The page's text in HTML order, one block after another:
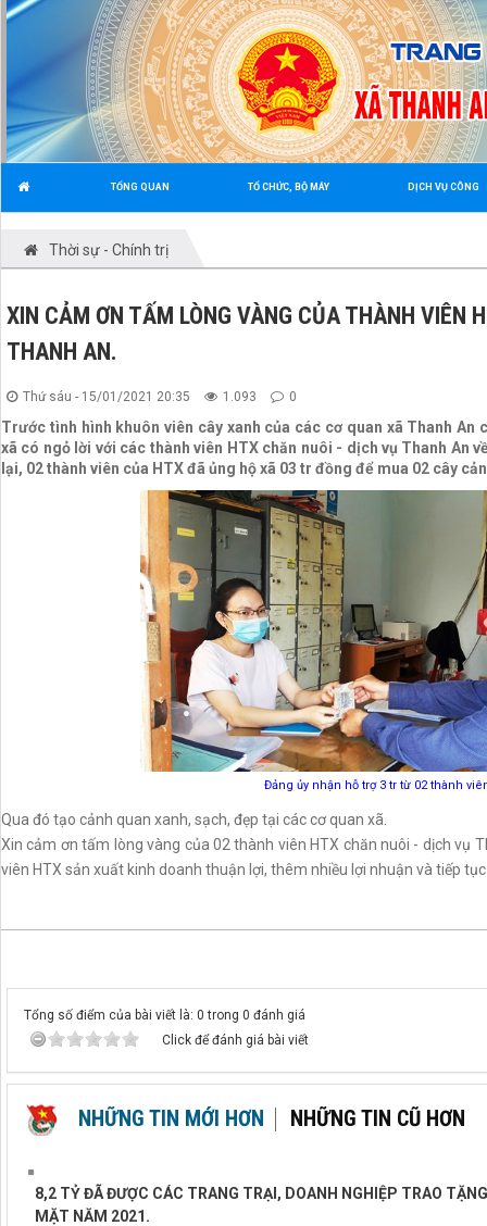
TỔNG QUAN TỔ CHỨC, BỘ MÁY DỊCH VỤ CÔNG
Thời sự - Chính trị
XIN CẢM ƠN TẤM LÒNG VÀNG CỦA THÀNH VIÊN
THANH AN.
Thứ sáu - 15/01/2021 20:35 1.093 0
Trước tình hình khuôn viên cây xanh của các cơ quan xã Thanh An
xã có ngỏ lời với các thành viên HTX chăn nuôi - dịch vụ Thanh An
lại, 02 thành viên của HTX đã ủng hộ xã 03 tr đồng để mua 02 cây
Đảng ủy nhận hỗ trợ 3 tr từ 02 thành
Qua đó tạo cảnh quan xanh, sạch, đẹp tại các cơ quan xã.
Xin cảm ơn tấm lòng vàng của 02 thành viên HTX chăn nuôi - dịch vụ
viên HTX sản xuất kinh doanh thuận lợi, thêm nhiều lợi nhuận và tiếp
Tổng số điểm của bài viết là: 0 trong 0 đánh giá
Click để đánh giá bài viết
NHỮNG TIN MỚI HƠN NHỮNG TIN CŨ HƠN
8,2 TỶ ĐÃ ĐƯỢC CÁC TRANG TRẠI, DOANH NGHIỆP TRAO
MẶT NĂM 2021.